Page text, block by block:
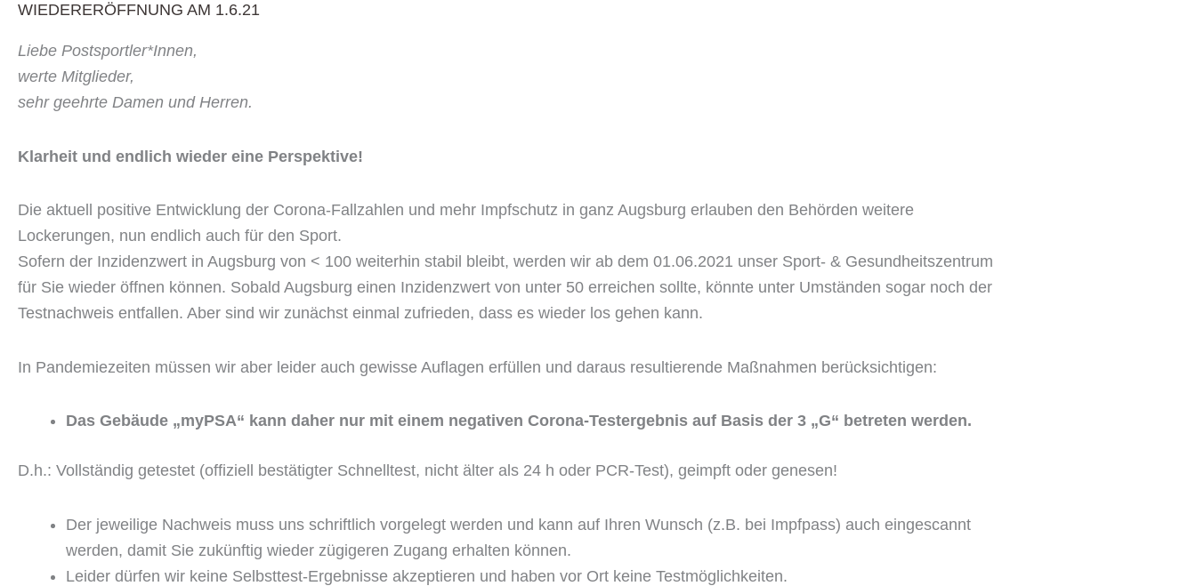
WIEDERERÖFFNUNG AM 1.6.21
Liebe Postsportler*Innen,
werte Mitglieder,
sehr geehrte Damen und Herren.
Klarheit und endlich wieder eine Perspektive!
Die aktuell positive Entwicklung der Corona-Fallzahlen und mehr Impfschutz in ganz Augsburg erlauben den Behörden weitere
Lockerungen, nun endlich auch für den Sport.
Sofern der Inzidenzwert in Augsburg von < 100 weiterhin stabil bleibt, werden wir ab dem 01.06.2021 unser Sport- & Gesundheitszentrum
für Sie wieder öffnen können. Sobald Augsburg einen Inzidenzwert von unter 50 erreichen sollte, könnte unter Umständen sogar noch der
Testnachweis entfallen. Aber sind wir zunächst einmal zufrieden, dass es wieder los gehen kann.
In Pandemiezeiten müssen wir aber leider auch gewisse Auflagen erfüllen und daraus resultierende Maßnahmen berücksichtigen:
Das Gebäude „myPSA“ kann daher nur mit einem negativen Corona-Testergebnis auf Basis der 3 „G“ betreten werden.
D.h.: Vollständig getestet (offiziell bestätigter Schnelltest, nicht älter als 24 h oder PCR-Test), geimpft oder genesen!
Der jeweilige Nachweis muss uns schriftlich vorgelegt werden und kann auf Ihren Wunsch (z.B. bei Impfpass) auch eingescannt
werden, damit Sie zukünftig wieder zügigeren Zugang erhalten können.
Leider dürfen wir keine Selbsttest-Ergebnisse akzeptieren und haben vor Ort keine Testmöglichkeiten.